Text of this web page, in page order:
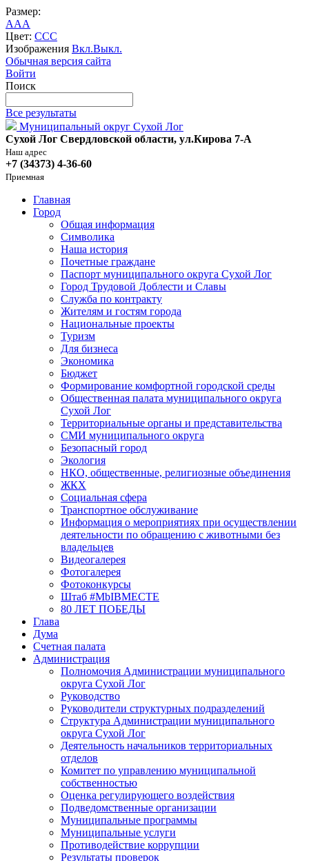
Размер:
AAA
Цвет: CCC
Изображения Вкл.Выкл.
Обычная версия сайта
Войти
Поиск
Все результаты
Муниципальный округ Сухой Лог
Сухой Лог Свердловской области, ул.Кирова 7-А
Наш адрес
+7 (34373) 4-36-60
Приемная
Главная
Город
Общая информация
Символика
Наша история
Почетные граждане
Паспорт муниципального округа Сухой Лог
Город Трудовой Доблести и Славы
Служба по контракту
Жителям и гостям города
Национальные проекты
Туризм
Для бизнеса
Экономика
Бюджет
Формирование комфортной городской среды
Общественная палата муниципального округа
Сухой Лог
Территориальные органы и представительства
СМИ муниципального округа
Безопасный город
Экология
НКО, общественные, религиозные объединения
ЖКХ
Социальная сфера
Транспортное обслуживание
Информация о мероприятиях при осуществлении
деятельности по обращению с животными без
владельцев
Видеогалерея
Фотогалерея
Фотоконкурсы
Штаб #MbIBMECTE
80 ЛЕТ ПОБЕДЫ
Глава
Дума
Счетная палата
Администрация
Полномочия Администрации муниципального
округа Сухой Лог
Руководство
Руководители структурных подразделений
Структура Администрации муниципального
округа Сухой Лог
Деятельность начальников территориальных
отделов
Комитет по управлению муниципальной
собственностью
Оценка регулирующего воздействия
Подведомственные организации
Муниципальные программы
Муниципальные услуги
Противодействие коррупции
Результаты проверок